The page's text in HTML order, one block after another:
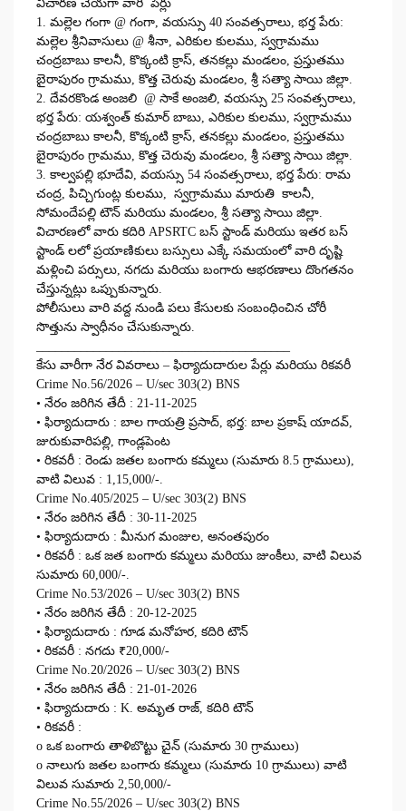
విచారణ చేయగా వారి పేర్లు
1. మల్లెల గంగా @ గంగా, వయస్సు 40 సంవత్సరాలు, భర్త పేరు:
మల్లెల శ్రీనివాసులు @ శీనా, ఎరికుల కులము, స్వగ్రామము
చంద్రబాబు కాలనీ, కొక్కంటి క్రాస్, తనకల్లు మండలం, ప్రస్తుతము
బైరాపురం గ్రామము, కొత్త చెరువు మండలం, శ్రీ సత్యా సాయి జిల్లా.
2. దేవరకొండ అంజలి @ సాకే అంజలి, వయస్సు 25 సంవత్సరాలు,
భర్త పేరు: యశ్వంత్ కుమార్ బాబు, ఎరికుల కులము, స్వగ్రామము
చంద్రబాబు కాలనీ, కొక్కంటి క్రాస్, తనకల్లు మండలం, ప్రస్తుతము
బైరాపురం గ్రామము, కొత్త చెరువు మండలం, శ్రీ సత్యా సాయి జిల్లా.
3. కాల్వపల్లి భూదేవి, వయస్సు 54 సంవత్సరాలు, భర్త పేరు: రామ
చంద్ర, పిచ్చిగుంట్ల కులము, స్వగ్రామము మారుతి కాలనీ,
సోమందేపల్లి టౌన్ మరియు మండలం, శ్రీ సత్యా సాయి జిల్లా.
విచారణలో వారు కదిరి APSRTC బస్ స్టాండ్ మరియు ఇతర బస్
స్టాండ్ లలో ప్రయాణికులు బస్సులు ఎక్కే సమయంలో వారి దృష్టి
మళ్లించి పర్సులు, నగదు మరియు బంగారు ఆభరణాలు దొంగతనం
చేస్తున్నట్లు ఒప్పుకున్నారు.
పోలీసులు వారి వద్ద నుండి పలు కేసులకు సంబంధించిన చోరీ
సొత్తును స్వాధీనం చేసుకున్నారు.
కేసు వారీగా నేర వివరాలు – ఫిర్యాదుదారుల పేర్లు మరియు రికవరీ
Crime No.56/2026 – U/sec 303(2) BNS
• నేరం జరిగిన తేదీ : 21-11-2025
• ఫిర్యాదుదారు : బాల గాయత్రి ప్రసాద్, భర్త: బాల ప్రకాష్ యాదవ్,
జురుకువారిపల్లి, గాండ్లపెంట
• రికవరీ : రెండు జతల బంగారు కమ్మలు (సుమారు 8.5 గ్రాములు),
వాటి విలువ : 1,15,000/-.
Crime No.405/2025 – U/sec 303(2) BNS
• నేరం జరిగిన తేదీ : 30-11-2025
• ఫిర్యాదుదారు : మీనుగ మంజుల, అనంతపురం
• రికవరీ : ఒక జత బంగారు కమ్మలు మరియు జుంకీలు, వాటి విలువ
సుమారు 60,000/-.
Crime No.53/2026 – U/sec 303(2) BNS
• నేరం జరిగిన తేదీ : 20-12-2025
• ఫిర్యాదుదారు : గూడ మనోహర, కదిరి టౌన్
• రికవరీ : నగదు ₹20,000/-
Crime No.20/2026 – U/sec 303(2) BNS
• నేరం జరిగిన తేదీ : 21-01-2026
• ఫిర్యాదుదారు : K. అమృత రాజ్, కదిరి టౌన్
• రికవరీ :
o ఒక బంగారు తాళిబొట్టు చైన్ (సుమారు 30 గ్రాములు)
o నాలుగు జతల బంగారు కమ్మలు (సుమారు 10 గ్రాములు) వాటి
విలువ సుమారు 2,50,000/-
Crime No.55/2026 – U/sec 303(2) BNS